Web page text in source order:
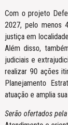
Com o projeto
2027, pelo menos
justiça em
Além disso,
judiciais e
realizar 90 ações
Planejamento
atuação e amplia
Serão ofertados pela